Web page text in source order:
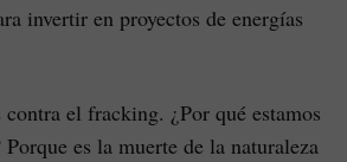
invertir en proyectos de energías
contra el fracking. ¿Por qué estamos
es la muerte de la naturaleza